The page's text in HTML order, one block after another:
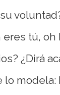
eres tú,
¿Dirá
lo modela: